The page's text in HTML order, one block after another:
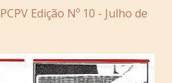
Edição Nº 10 - Julho de